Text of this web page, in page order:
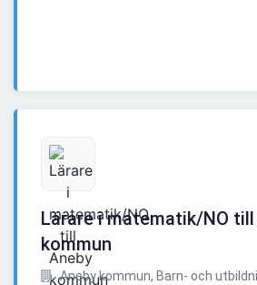
Lärare i matematik/NO till
kommun
Aneby kommun, Barn- och